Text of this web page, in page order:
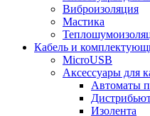
Виброизоляция
Мастика
Кабель и
MicroUSB
Аксессуары для
Автоматы
Изолента